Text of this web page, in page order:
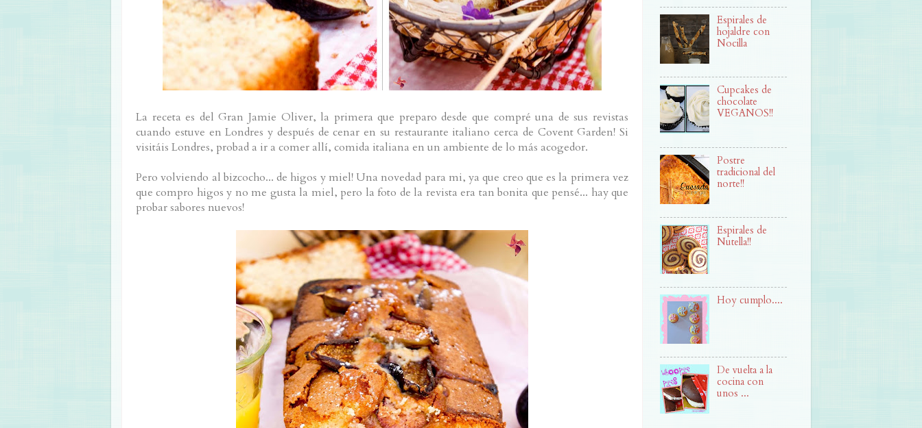
La receta es del Gran Jamie Oliver, la primera que preparo desde que compré una de sus revistas
cuando estuve en Londres y después de cenar en su restaurante italiano cerca de Covent Garden! Si
visitáis Londres, probad a ir a comer allí, comida italiana en un ambiente de lo más acogedor.
Pero volviendo al bizcocho... de higos y miel! Una novedad para mi, ya que creo que es la primera vez
que compro higos y no me gusta la miel, pero la foto de la revista era tan bonita que pensé... hay que
probar sabores nuevos!
Espirales de
hojaldre con
Nocilla
Cupcakes de
chocolate
VEGANOS!!
Postre
tradicional del
norte!!
Espirales de
Nutella!!
Hoy cumplo....
De vuelta a la
cocina con
unos ...